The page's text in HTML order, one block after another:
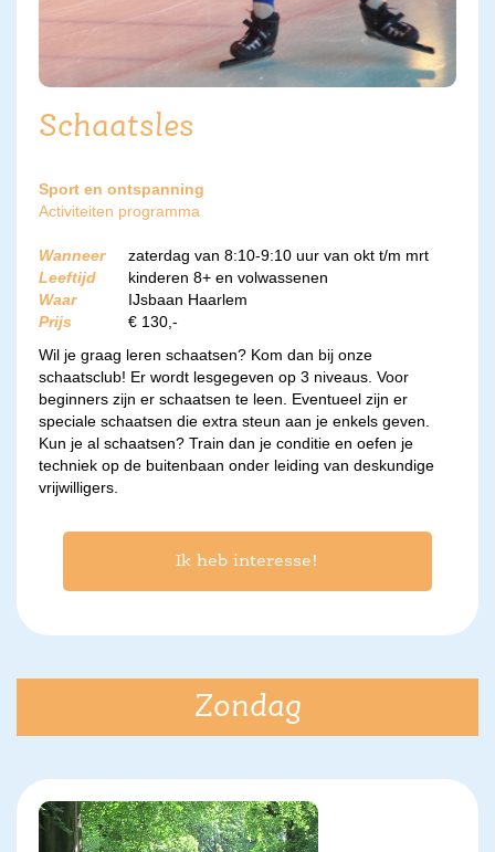
Schaatsles
Sport en ontspanning
Activiteiten programma
Wanneer
zaterdag van 8:10-9:10 uur van okt t/m mrt
Leeftijd
kinderen 8+ en volwassenen
Waar
IJsbaan Haarlem
Prijs
€ 130,-
Wil je graag leren schaatsen? Kom dan bij onze
schaatsclub! Er wordt lesgegeven op 3 niveaus. Voor
beginners zijn er schaatsen te leen. Eventueel zijn er
speciale schaatsen die extra steun aan je enkels geven.
Kun je al schaatsen? Train dan je conditie en oefen je
techniek op de buitenbaan onder leiding van deskundige
vrijwilligers.
Ik heb interesse!
Zondag